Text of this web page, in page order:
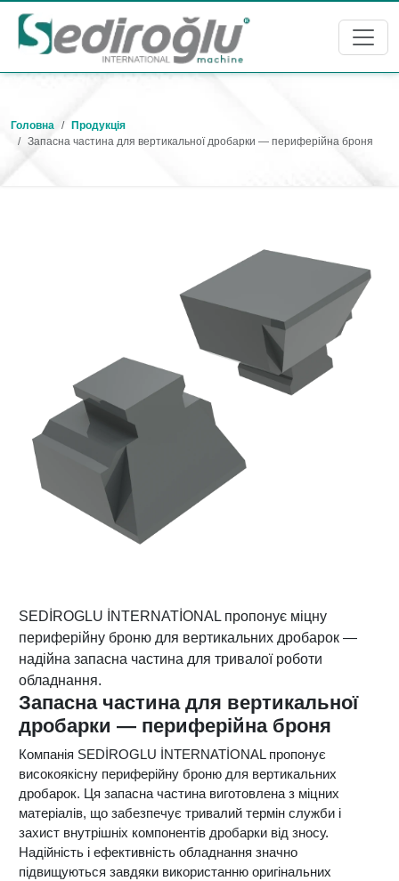
Головна
Продукція
Запасна частина для вертикальної дробарки — периферійна броня
SEDİROGLU İNTERNATİONAL пропонує міцну
периферійну броню для вертикальних дробарок —
надійна запасна частина для тривалої роботи
обладнання.
Запасна частина для вертикальної
дробарки — периферійна броня
Компанія SEDİROGLU İNTERNATİONAL пропонує
високоякісну периферійну броню для вертикальних
дробарок. Ця запасна частина виготовлена з міцних
матеріалів, що забезпечує тривалий термін служби і
захист внутрішніх компонентів дробарки від зносу.
Надійність і ефективність обладнання значно
підвищуються завдяки використанню оригінальних